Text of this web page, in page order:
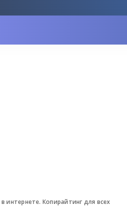
интернете. Копирайтинг для всех